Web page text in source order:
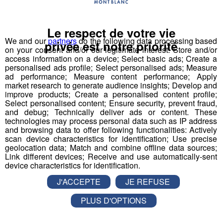
Partager sur Facebook
We and ourpartnersdo the following data processing based
on your consent and/or our legitimate interest: Store and/or
access information on a device; Select basic ads; Create a
personalised ads profile; Select personalised ads; Measure
ad performance; Measure content performance; Apply
market research to generate audience insights; Develop and
improve products; Create a personalised content profile;
Select personalised content; Ensure security, prevent fraud,
and debug; Technically deliver ads or content. These
technologies may process personal data such as IP address
and browsing data to offer following functionalities: Actively
scan device characteristics for identification; Use precise
geolocation data; Match and combine offline data sources;
Link different devices; Receive and use automatically-sent
device characteristics for identification.
Le respect de votre vie
privée est notre priorité
J'ACCEPTE
JE REFUSE
PLUS D'OPTIONS